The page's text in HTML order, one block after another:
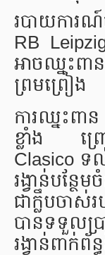
របាយការណ៍
RB
អាចឈ្នះព
ព្រមព្រៀង
ការឈ្នះពា
ខ្លាំង ព្រ
Clasico ទ
រង្វាន់បន្ថ
ជាក្លឹបចាស់
បានទទួលប្
រង្វាន់ពាក់